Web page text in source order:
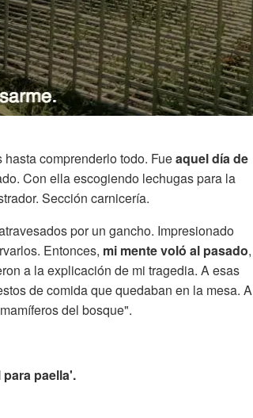
comprenderlo todo. Fueaquel día de
Con ella escogiendo lechugas para la
Sección carnicería.
por un gancho. Impresionado
Entonces, mi mente voló al pasado,
a la explicación de mi tragedia. A esas
de comida que quedaban en la mesa. A
del bosque".
paella'.